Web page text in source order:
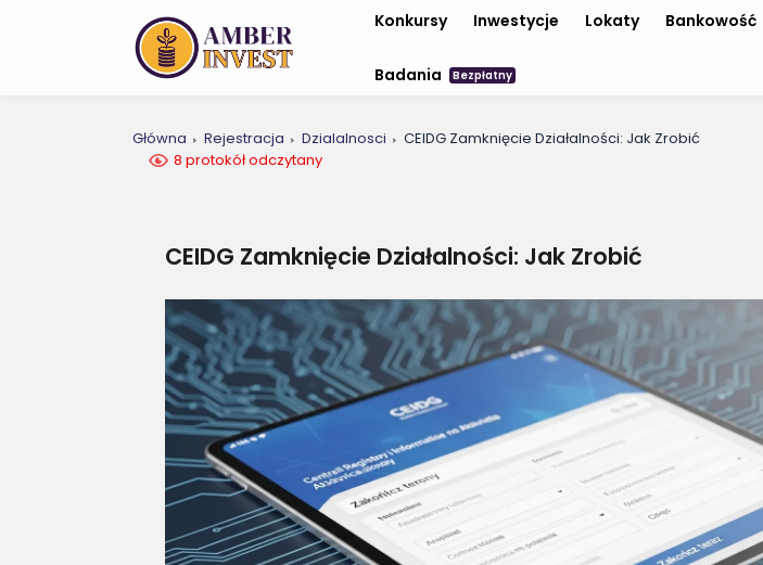
Konkursy Inwestycje Lokaty Bankowość
Badania Bezpłatny
Główna Rejestracja Dzialalnosci
CEIDG Zamknięcie Działalności: Jak Zrobić
8 protokół odczytany
CEIDG Zamknięcie Działalności: Jak Zrobić